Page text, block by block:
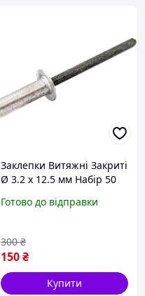
Заклепки Витяжні Закриті
Ø 3.2 х 12.5 мм Набір 50
Готово до відправки
150₴
300 ₴
Купити